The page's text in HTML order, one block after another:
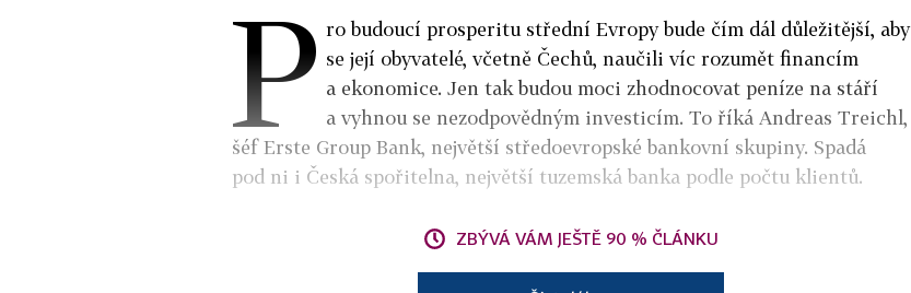
P ro budoucí prosperitu střední Evropy bude čím dál důležitější, aby
se její obyvatelé, včetně Čechů, naučili víc rozumět financím
a ekonomice. Jen tak budou moci zhodnocovat peníze na stáří
a vyhnou se nezodpovědným investicím. To říká Andreas Treichl,
šéf Erste Group Bank, největší středoevropské bankovní skupiny. Spadá
pod ni i Česká spořitelna, největší tuzemská banka podle počtu klientů.
ZBÝVÁ VÁM JEŠTĚ 90 % ČLÁNKU